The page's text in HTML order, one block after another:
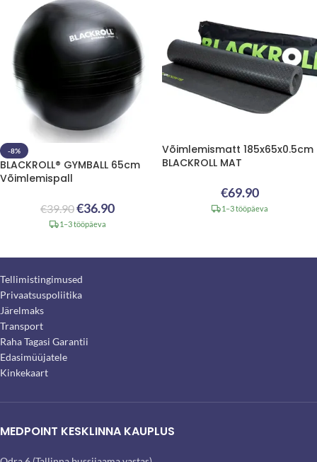
-8%
BLACKROLL® GYMBALL 65cm
Võimlemispall
€39.90€36.90
1–3 tööpäeva
Võimlemismatt 185x65x0.5cm
BLACKROLL MAT
€69.90
1–3 tööpäeva
Tellimistingimused
Privaatsuspoliitika
Järelmaks
Transport
Raha Tagasi Garantii
Edasimüüjatele
Kinkekaart
MEDPOINT KESKLINNA KAUPLUS